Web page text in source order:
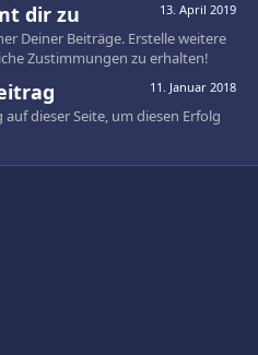
13. April 2019
dir zu
Deiner Beiträge. Erstelle weitere
Zustimmungen zu erhalten!
11. Januar 2018
auf dieser Seite, um diesen Erfolg